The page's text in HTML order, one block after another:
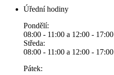
Úřední hodiny
Pondělí:
08:00 - 11:00 a 12:00 - 17:00
Středa:
08:00 - 11:00 a 12:00 - 17:00
Pátek: